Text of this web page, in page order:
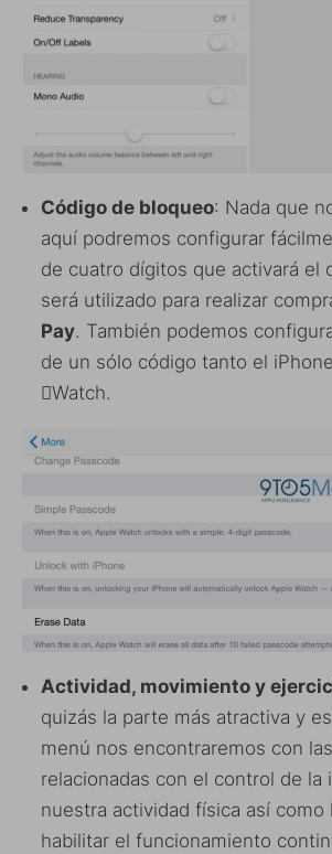
Código de bloqueo: Nada que
aquí podremos configurar
de cuatro dígitos que activará el
será utilizado para realizar
Pay. También podemos
de un sólo código tanto el
Watch.
Actividad, movimiento y
quizás la parte más atractiva y
menú nos encontraremos con
relacionadas con el control de la
nuestra actividad física así como
habilitar el funcionamiento